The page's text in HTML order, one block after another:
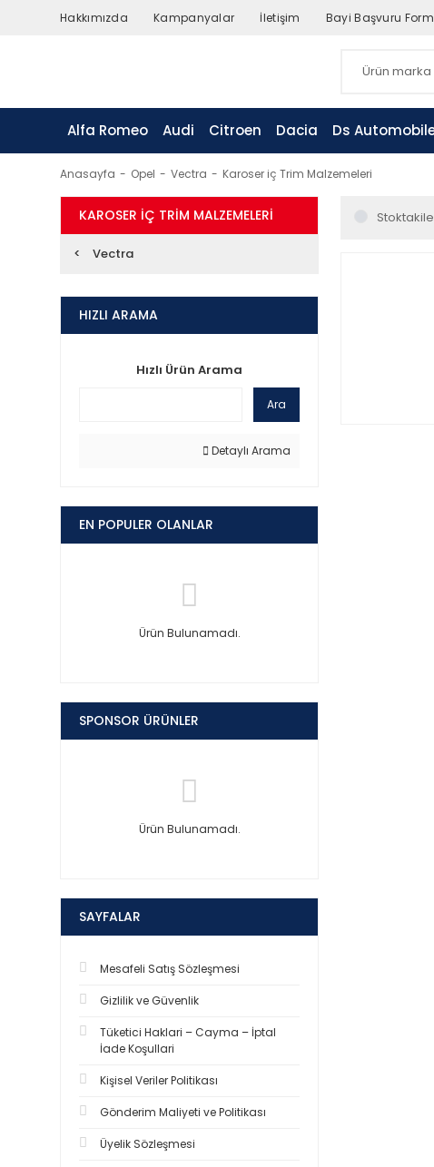
Hakkımızda Kampanyalar İletişim Bayi Başvuru
Alfa Romeo Audi Citroen Dacia Ds
Anasayfa Opel Vectra Karoser iç Trim Malzemeleri
KAROSER IÇ TRIM MALZEMELERI
Vectra
HIZLI ARAMA
Hızlı Ürün Arama
Ara
Detaylı Arama
EN POPULER OLANLAR
Ürün Bulunamadı.
SPONSOR ÜRÜNLER
Ürün Bulunamadı.
SAYFALAR
Mesafeli Satış Sözleşmesi
Gizlilik ve Güvenlik
Tüketici Haklari – Cayma – İptal
İade Koşullari
Kişisel Veriler Politikası
Gönderim Maliyeti ve Politikası
Üyelik Sözleşmesi